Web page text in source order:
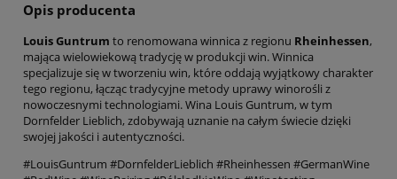
Opis producenta
Louis Guntrum to renomowana winnica z regionu Rheinhessen,
mająca wielowiekową tradycję w produkcji win. Winnica
specjalizuje się w tworzeniu win, które oddają wyjątkowy charakter
tego regionu, łącząc tradycyjne metody uprawy winorośli z
nowoczesnymi technologiami. Wina Louis Guntrum, w tym
Dornfelder Lieblich, zdobywają uznanie na całym świecie dzięki
swojej jakości i autentyczności.
#LouisGuntrum #DornfelderLieblich #Rheinhessen #GermanWine